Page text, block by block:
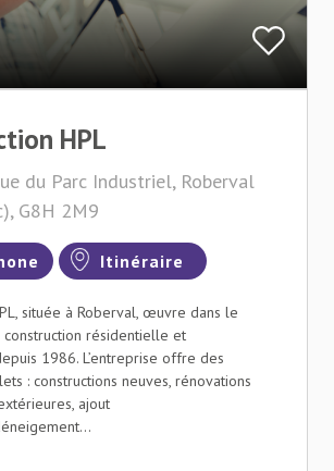
HPL
du Parc Industriel, Roberval
G8H 2M9
Itinéraire
située à Roberval, œuvre dans le
résidentielle et
1986. L’entreprise offre des
: constructions neuves, rénovations
ajout